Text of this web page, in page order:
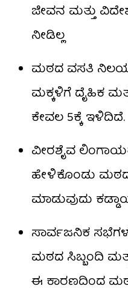
ಜೀವನ ಮತ್ತು
ನೀಡಿಲ್ಲ
ಮಠದ ವಸತಿ
ಮಕ್ಕಳಿಗೆ ದೈಹಿಕ
ಕೇವಲ 5ಕ್ಕೆ ಇಳಿದಿದೆ.
ವೀರಶೈವ
ಹೇಳಿಕೊಂಡು ಮಠದ
ಮಾಡುವುದು
ಸಾರ್ವಜನಿಕ
ಮಠದ ಸಿಬ್ಬಂದಿ
ಈ ಕಾರಣದಿಂದ